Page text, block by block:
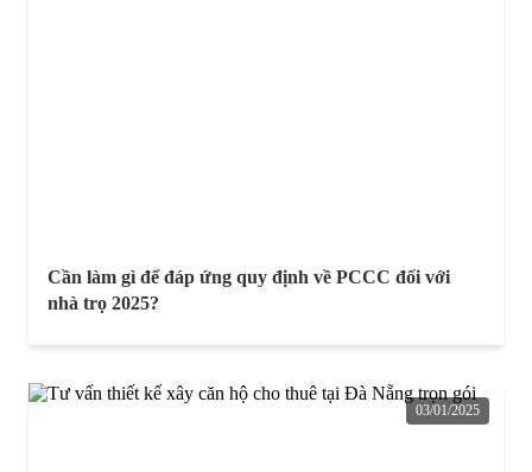
Cần làm gì để đáp ứng quy định về PCCC đối với
nhà trọ 2025?
03/01/2025